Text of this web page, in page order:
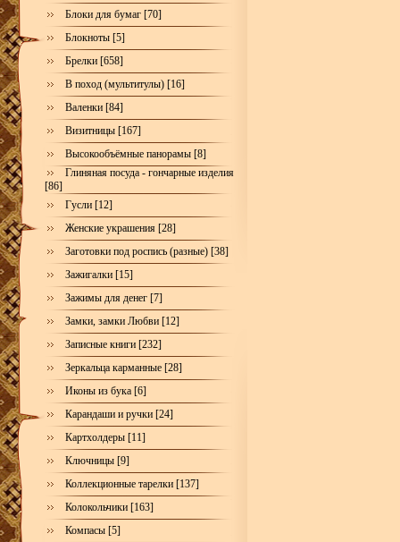
Блоки для бумаг [70]
Блокноты [5]
Брелки [658]
В поход (мультитулы) [16]
Валенки [84]
Визитницы [167]
Высокообъёмные панорамы [8]
Глиняная посуда - гончарные изделия
[86]
Гусли [12]
Женские украшения [28]
Заготовки под роспись (разные) [38]
Зажигалки [15]
Зажимы для денег [7]
Замки, замки Любви [12]
Записные книги [232]
Зеркальца карманные [28]
Иконы из бука [6]
Карандаши и ручки [24]
Картхолдеры [11]
Ключницы [9]
Коллекционные тарелки [137]
Колокольчики [163]
Компасы [5]